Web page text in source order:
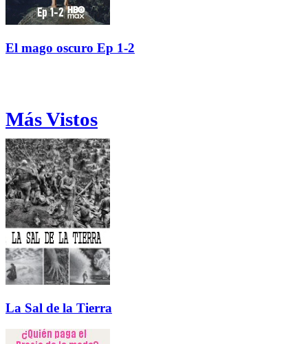
El mago oscuro Ep 1-2
Más Vistos
La Sal de la Tierra